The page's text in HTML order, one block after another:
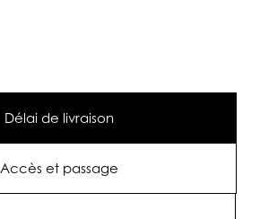
Délai de livraison
Accès et passage